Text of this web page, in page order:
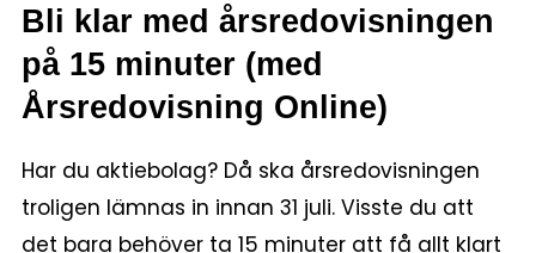
Bli klar med årsredovisningen
på 15 minuter (med
Årsredovisning Online)
Har du aktiebolag? Då ska årsredovisningen
troligen lämnas in innan 31 juli. Visste du att
det bara behöver ta 15 minuter att få allt klart